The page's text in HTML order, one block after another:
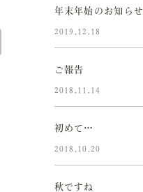
年末年始のお知らせ
2019.12.18
ご報告
2018.11.14
初めて…
2018.10.20
秋ですね